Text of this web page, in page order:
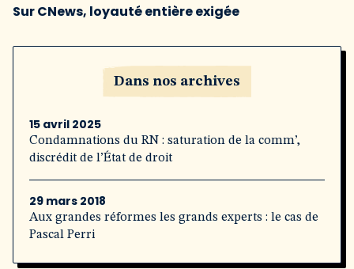
Sur CNews, loyauté entière exigée
Dans nos archives
15 avril 2025
Condamnations du RN : saturation de la comm’,
discrédit de l’État de droit
29 mars 2018
Aux grandes réformes les grands experts : le cas de
Pascal Perri